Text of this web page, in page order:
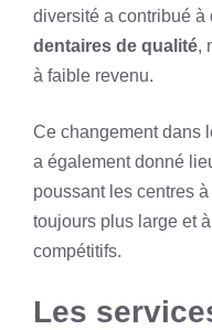
diversité a contribué à
dentaires de qualité,
à faible revenu.
Ce changement dans
a également donné
poussant les centres
toujours plus large et
compétitifs.
Les